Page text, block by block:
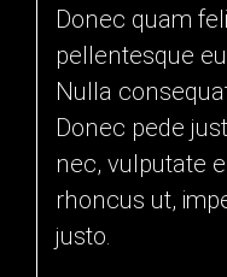
Donec quam
pellentesque
Nulla
Donec pede
nec, vulputate
rhoncus ut,
justo.